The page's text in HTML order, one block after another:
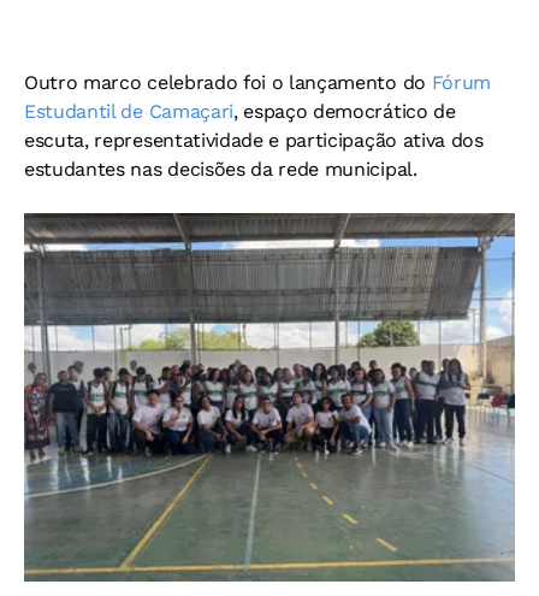
Outro marco celebrado foi o lançamento do Fórum
Estudantil de Camaçari, espaço democrático de
escuta, representatividade e participação ativa dos
estudantes nas decisões da rede municipal.